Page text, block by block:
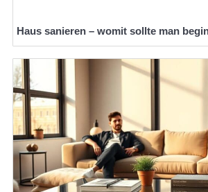
Haus sanieren – womit sollte man